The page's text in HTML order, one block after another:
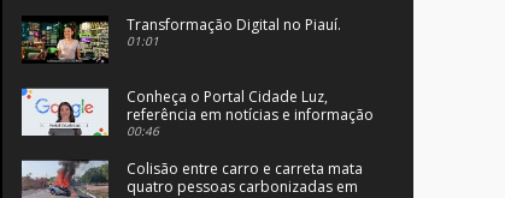
Transformação Digital no Piauí.
01:01
Conheça o Portal Cidade Luz,
referência em notícias e informação
no Sul do Piauí.
00:46
Colisão entre carro e carreta mata
quatro pessoas carbonizadas em